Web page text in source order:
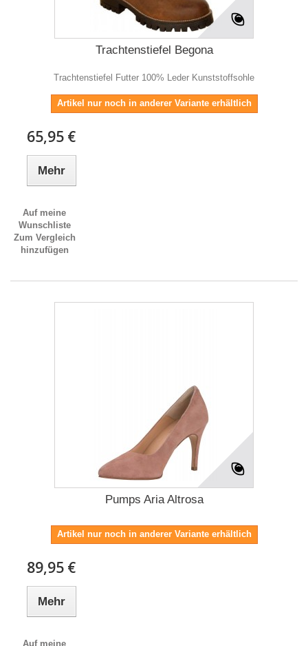
Trachtenstiefel Begona
Trachtenstiefel Futter 100% Leder Kunststoffsohle
Artikel nur noch in anderer Variante erhältlich
65,95 €
Mehr
Auf meine
Wunschliste
Zum Vergleich
hinzufügen
Pumps Aria Altrosa
Artikel nur noch in anderer Variante erhältlich
89,95 €
Mehr
Auf meine